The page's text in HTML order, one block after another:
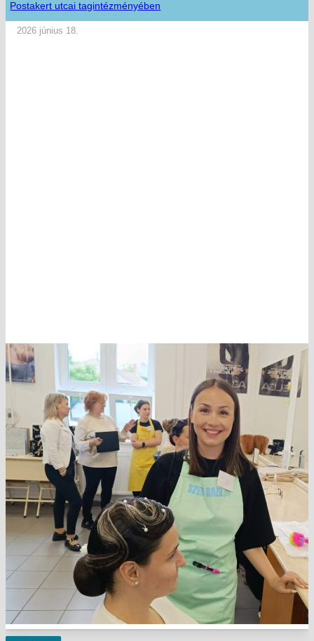
Postakert utcai tagintézményében
2026 június 18.